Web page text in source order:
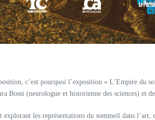
c’est pourquoi l’exposition « L’Empire du
Bossi (neurologue et historienne des sciences) et
les représentations du sommeil dans